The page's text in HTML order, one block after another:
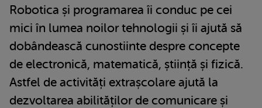
Robotica și programarea îi conduc pe cei
mici în lumea noilor tehnologii și îi ajută să
dobândească cunostiinte despre concepte
de electronică, matematică, știință și fizică.
Astfel de activități extrașcolare ajută la
dezvoltarea abilităților de comunicare și